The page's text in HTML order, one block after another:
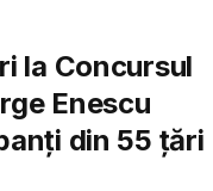
la Concursul
Enescu
din 55 țări